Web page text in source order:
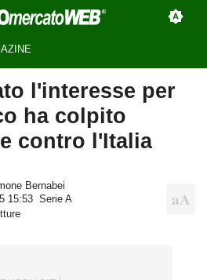
l'interesse per
ha colpito
contro l'Italia
Bernabei
15:53
Serie A